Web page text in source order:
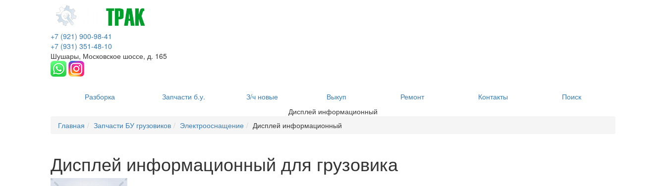
+7 (921) 900-98-41
+7 (931) 351-48-10
Шушары, Московское шоссе, д. 165
Разборка Запчасти б.у. З/ч новые Выкуп Ремонт Контакты
Поиск
Дисплей информационный
Главная
Запчасти БУ грузовиков Электрооснащение Дисплей информационный
Дисплей информационный для грузовика